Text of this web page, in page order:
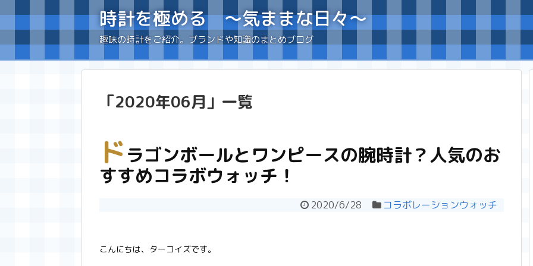
時計を極める 〜気ままな日々〜
趣味の時計をご紹介。ブランドや知識のまとめブログ
「2020年06月」 一覧
ドラゴンボールとワンピースの腕時計？人気のお
すすめコラボウォッチ！
2020/6/28 コラボレーションウォッチ
こんにちは、ターコイズです。